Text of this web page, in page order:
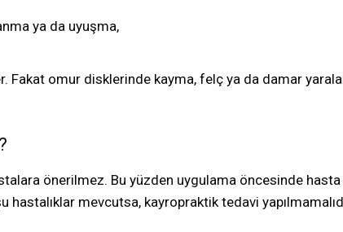
ya da uyuşma,
Fakat omur disklerinde kayma, felç ya da damar
önerilmez. Bu yüzden uygulama öncesinde
mevcutsa, kayropraktik tedavi